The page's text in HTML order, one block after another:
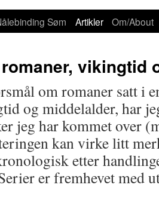
Søm Artikler Om/About
vikingtid
om romaner satt i
og middelalder, har
jeg har kommet over
kan virke litt
etter
er fremhevet med